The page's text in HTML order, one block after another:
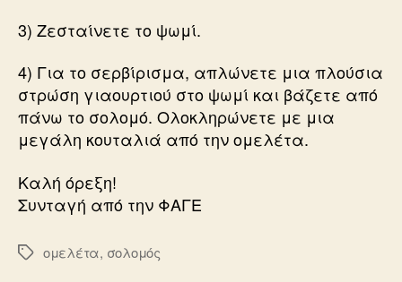
3) Ζεσταίνετε το ψωμί.
4) Για το σερβίρισμα, απλώνετε μια πλούσια
στρώση γιαουρτιού στο ψωμί και βάζετε από
πάνω το σολομό. Ολοκληρώνετε με μια
μεγάλη κουταλιά από την ομελέτα.
Καλή όρεξη!
Συνταγή από την ΦΑΓΕ
Ετικέτεςομελέτα, σολομός